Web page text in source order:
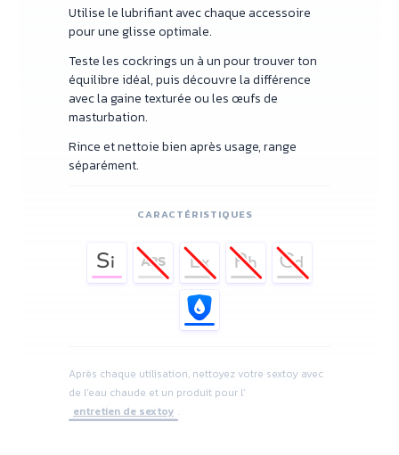
Utilise le lubrifiant avec chaque accessoire
pour une glisse optimale.
Teste les cockrings un à un pour trouver ton
équilibre idéal, puis découvre la différence
avec la gaine texturée ou les œufs de
masturbation.
Rince et nettoie bien après usage, range
séparément.
CARACTÉRISTIQUES
Après chaque utilisation, nettoyez votre sextoy avec
de l'eau chaude et un produit pour l'
entretien de sextoy .